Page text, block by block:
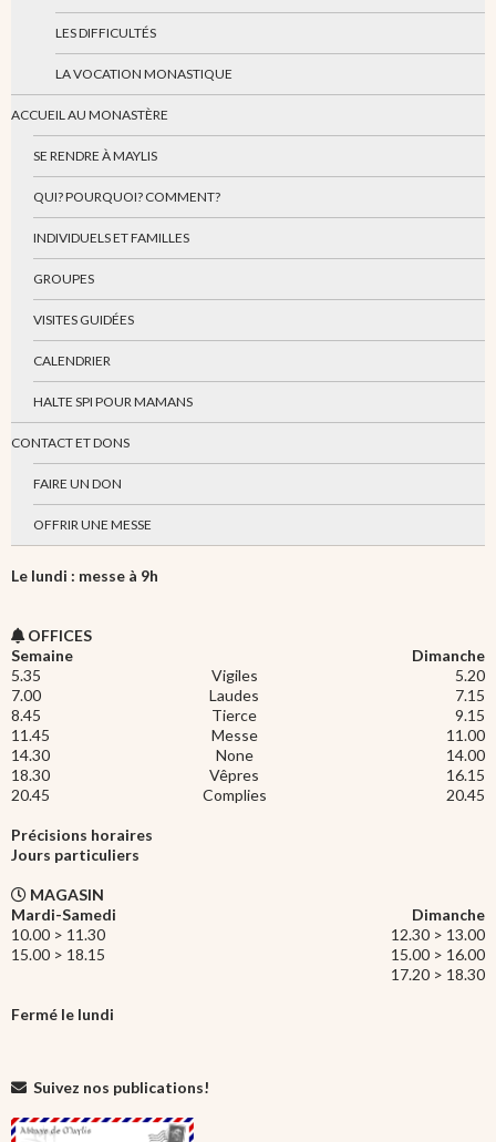
LES DIFFICULTÉS
LA VOCATION MONASTIQUE
ACCUEIL AU MONASTÈRE
SE RENDRE À MAYLIS
QUI? POURQUOI? COMMENT?
INDIVIDUELS ET FAMILLES
GROUPES
VISITES GUIDÉES
CALENDRIER
HALTE SPI POUR MAMANS
CONTACT ET DONS
FAIRE UN DON
OFFRIR UNE MESSE
Le lundi : messe à 9h
OFFICES
Semaine
Dimanche
5.35
Vigiles
5.20
7.00
Laudes
7.15
8.45
Tierce
9.15
11.45
Messe
11.00
14.30
None
14.00
18.30
Vêpres
16.15
20.45
Complies 20.45
Précisions horaires
Jours particuliers
MAGASIN
Mardi-Samedi
Dimanche
10.00 > 11.30
12.30 > 13.00
15.00 > 18.15
15.00 > 16.00
17.20 > 18.30
Fermé le lundi
Suivez nos publications!